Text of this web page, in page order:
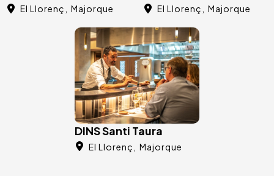
El Llorenç Majorque El Llorenç Majorque
Image
DINS Santi Taura
El Llorenç Majorque